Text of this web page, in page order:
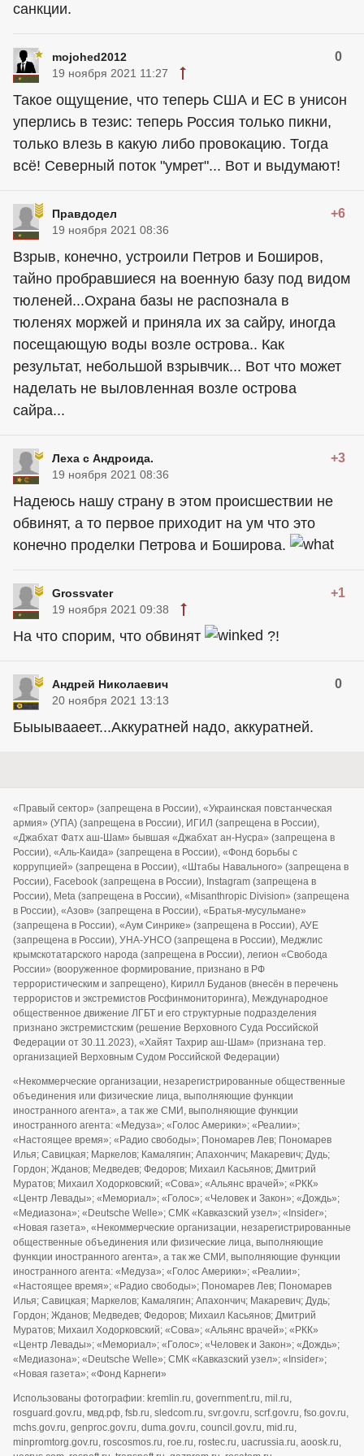
санкции.
mojohed2012 0
19 ноября 2021 11:27
Такое ощущение, что теперь США и ЕС в унисон
уперлись в тезис: теперь Россия только пикни,
только влезь в какую либо провокацию. Тогда
всё! Северный поток "умрет"... Вот и выдумают!
Правдодел +6
19 ноября 2021 08:36
Взрыв, конечно, устроили Петров и Боширов,
тайно пробравшиеся на военную базу под видом
тюленей...Охрана базы не распознала в
тюленях моржей и приняла их за сайру, иногда
посещающую воды возле острова.. Как
результат, небольшой взрывчик... Вот что может
наделать не выловленная возле острова
сайра...
Леха с Андроида. +3
19 ноября 2021 08:36
Надеюсь нашу страну в этом происшествии не
обвинят, а то первое приходит на ум что это
конечно проделки Петрова и Боширова.
Grossvater +1
19 ноября 2021 09:38
На что спорим, что обвинят ?!
Андрей Николаевич 0
20 ноября 2021 13:13
Быыывааеет...Аккуратней надо, аккуратней.
«Правый сектор» (запрещена в России), «Украинская повстанческая
армия» (УПА) (запрещена в России), ИГИЛ (запрещена в России),
«Джабхат Фатх аш-Шам» бывшая «Джабхат ан-Нусра» (запрещена в
России), «Аль-Каида» (запрещена в России), «Фонд борьбы с
коррупцией» (запрещена в России), «Штабы Навального» (запрещена в
России), Facebook (запрещена в России), Instagram (запрещена в
России), Meta (запрещена в России), «Misanthropic Division» (запрещена
в России), «Азов» (запрещена в России), «Братья-мусульмане»
(запрещена в России), «Аум Синрике» (запрещена в России), АУЕ
(запрещена в России), УНА-УНСО (запрещена в России), Меджлис
крымскотатарского народа (запрещена в России), легион «Свобода
России» (вооруженное формирование, признано в РФ
террористическим и запрещено), Кирилл Буданов (внесён в перечень
террористов и экстремистов Росфинмониторинга), Международное
общественное движение ЛГБТ и его структурные подразделения
признано экстремистским (решение Верховного Суда Российской
Федерации от 30.11.2023), «Хайят Тахрир аш-Шам» (признана тер.
организацией Верховным Судом Российской Федерации)
«Некоммерческие организации, незарегистрированные общественные
объединения или физические лица, выполняющие функции
иностранного агента», а так же СМИ, выполняющие функции
иностранного агента: «Медуза»; «Голос Америки»; «Реалии»;
«Настоящее время»; «Радио свободы»; Пономарев Лев; Пономарев
Илья; Савицкая; Маркелов; Камалягин; Апахончич; Макаревич; Дудь;
Гордон; Жданов; Медведев; Федоров; Михаил Касьянов; Дмитрий
Муратов; Михаил Ходорковский; «Сова»; «Альянс врачей»; «РКК»
«Центр Левады»; «Мемориал»; «Голос»; «Человек и Закон»; «Дождь»;
«Медиазона»; «Deutsche Welle»; СМК «Кавказский узел»; «Insider»;
«Новая газета», «Некоммерческие организации, незарегистрированные
общественные объединения или физические лица, выполняющие
функции иностранного агента», а так же СМИ, выполняющие функции
иностранного агента: «Медуза»; «Голос Америки»; «Реалии»;
«Настоящее время»; «Радио свободы»; Пономарев Лев; Пономарев
Илья; Савицкая; Маркелов; Камалягин; Апахончич; Макаревич; Дудь;
Гордон; Жданов; Медведев; Федоров; Михаил Касьянов; Дмитрий
Муратов; Михаил Ходорковский; «Сова»; «Альянс врачей»; «РКК»
«Центр Левады»; «Мемориал»; «Голос»; «Человек и Закон»; «Дождь»;
«Медиазона»; «Deutsche Welle»; СМК «Кавказский узел»; «Insider»;
«Новая газета»; «Фонд Карнеги»
Использованы фотографии: kremlin.ru, government.ru, mil.ru,
rosguard.gov.ru, мвд.рф, fsb.ru, sledcom.ru, svr.gov.ru, scrf.gov.ru, fso.gov.ru,
mchs.gov.ru, genproc.gov.ru, duma.gov.ru, council.gov.ru, mid.ru,
minpromtorg.gov.ru, roscosmos.ru, roe.ru, rostec.ru, uacrussia.ru, aoosk.ru,